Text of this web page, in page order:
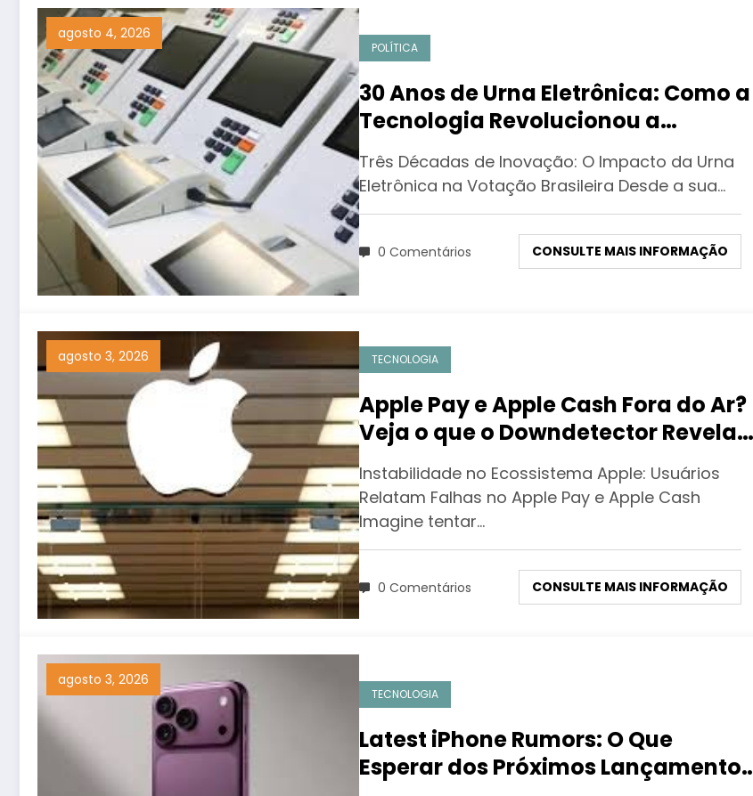
agosto 4, 2026
POLÍTICA
30 Anos de Urna Eletrônica: Como a
Tecnologia Revolucionou a
Votação no Brasil
Três Décadas de Inovação: O Impacto da Urna
Eletrônica na Votação Brasileira Desde a sua…
0 Comentários CONSULTE MAIS INFORMAÇÃO
agosto 3, 2026 TECNOLOGIA
Apple Pay e Apple Cash Fora do Ar?
Veja o que o Downdetector Revela
sobre a Instabilidade
Instabilidade no Ecossistema Apple: Usuários
Relatam Falhas no Apple Pay e Apple Cash
Imagine tentar…
0 Comentários CONSULTE MAIS INFORMAÇÃO
agosto 3, 2026
TECNOLOGIA
Latest iPhone Rumors: O Que
Esperar dos Próximos Lançamentos